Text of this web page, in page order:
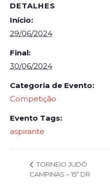
DETALHES
Início:
29/06/2024
Final:
30/06/2024
Categoria de Evento:
Competição
Evento Tags:
aspirante
TORNEIO JUDÔ
CAMPINAS – 15ª DR